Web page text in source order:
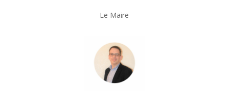
Le Maire